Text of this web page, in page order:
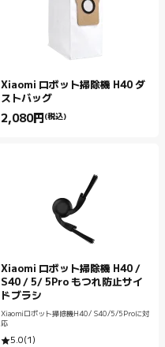
Xiaomi ロボット掃除機 H40 ダ
ストバッグ
2,080円 (税込)
Current Price 円2080.00
Xiaomi ロボット掃除機 H40 /
S40 / 5/ 5Pro もつれ防止サイ
ドブラシ
Xiaomiロボット掃除機H40/ S40/5/5Proに対
応
5.0(1)